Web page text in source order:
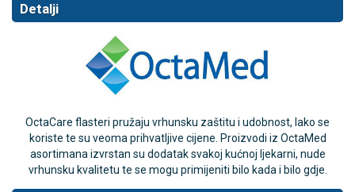
Detalji
OctaCare flasteri pružaju vrhunsku zaštitu i udobnost, lako se
koriste te su veoma prihvatljive cijene. Proizvodi iz OctaMed
asortimana izvrstan su dodatak svakoj kućnoj ljekarni, nude
vrhunsku kvalitetu te se mogu primijeniti bilo kada i bilo gdje.